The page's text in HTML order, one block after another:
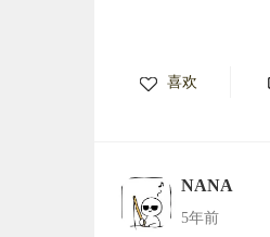
喜欢
NANA
5年前